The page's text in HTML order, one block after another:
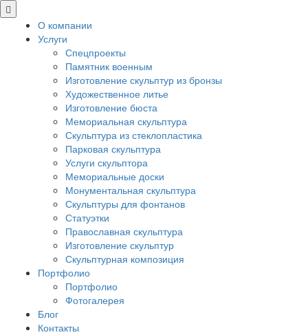
О компании
Услуги
Спецпроекты
Памятник военным
Изготовление скульптур из бронзы
Художественное литье
Изготовление бюста
Мемориальная скульптура
Скульптура из стеклопластика
Парковая скульптура
Услуги скульптора
Мемориальные доски
Монументальная скульптура
Скульптуры для фонтанов
Статуэтки
Православная скульптура
Изготовление скульптур
Скульптурная композиция
Портфолио
Портфолио
Фотогалерея
Блог
Контакты